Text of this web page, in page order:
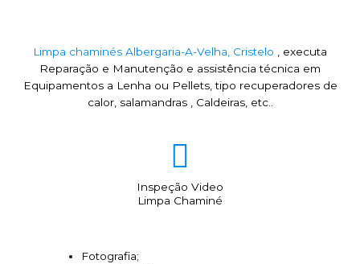
Limpa chaminés Albergaria-A-Velha, Cristelo , executa
Reparação e Manutenção e assistência técnica em
Equipamentos a Lenha ou Pellets, tipo recuperadores de
calor, salamandras , Caldeiras, etc..
Inspeção Video
Limpa Chaminé
Fotografia;